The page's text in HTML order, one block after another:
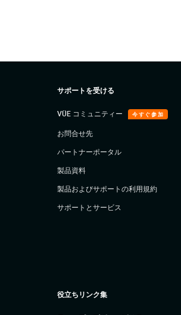
サポートを受ける
VÜE コミュニティー 今すぐ参加
お問合せ先
パートナーポータル
製品資料
製品およびサポートの利用規約
サポートとサービス
役立ちリンク集